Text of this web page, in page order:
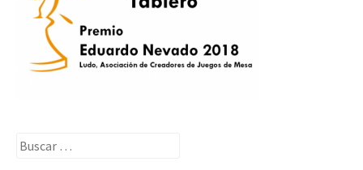
Buscar: